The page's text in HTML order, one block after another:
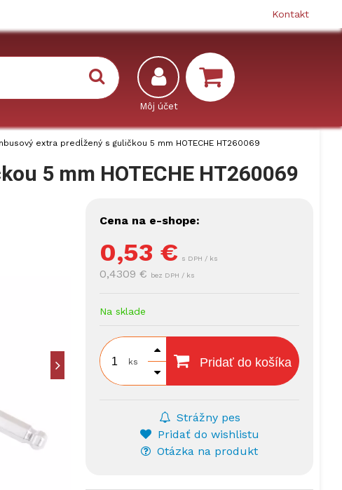
Kontakt
extra predĺžený s guličkou 5 mm HOTECHE HT260069
5 mm HOTECHE HT260069
Cena na e-shope:
0,53 € s DPH / ks
0,4309 € bez DPH / ks
Na sklade
ks Pridať do košíka
Strážny pes
Pridať do wishlistu
Otázka na produkt